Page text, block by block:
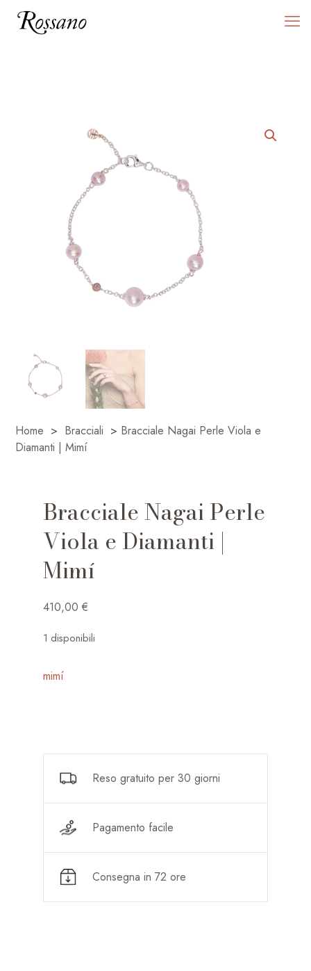
Home > Bracciali > Bracciale Nagai Perle Viola e
Diamanti | Mimí
Bracciale Nagai Perle
Viola e Diamanti |
Mimí
410,00€
1 disponibili
mimí
Reso gratuito per 30 giorni
Pagamento facile
Consegna in 72 ore